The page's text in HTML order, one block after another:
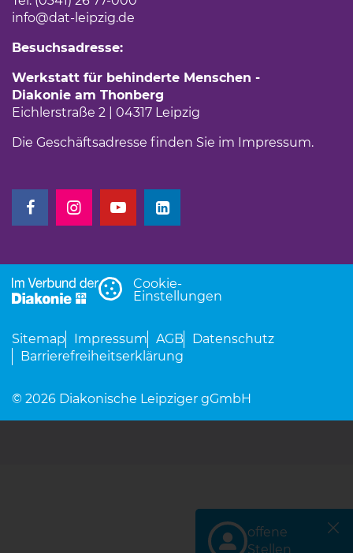
offene
Stellen
(Link öffnet einen
info@dat-leipzig.de
Besuchsadresse:
Werkstatt für behinderte Menschen -
Diakonie am Thonberg
Eichlerstraße 2 | 04317 Leipzig
Die Geschäftsadresse finden Sie im Impressum.
(Link öffnet einen neuen Tab)
(Link öffnet einen neuen Tab)
(Link öffnet einen neuen Tab)
(Link öffnet einen neuen Tab)
Cookie-
Einstellungen
Sitemap Impressum AGB
Datenschutz
Barrierefreiheitserklärung
© 2026 Diakonische Leipziger gGmbH